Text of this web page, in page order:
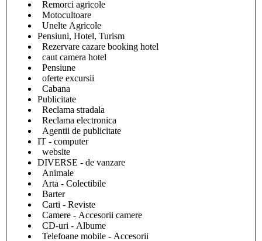
Remorci agricole
Motocultoare
Unelte Agricole
Pensiuni, Hotel, Turism
Rezervare cazare booking hotel
caut camera hotel
Pensiune
oferte excursii
Cabana
Publicitate
Reclama stradala
Reclama electronica
Agentii de publicitate
IT - computer
website
DIVERSE - de vanzare
Animale
Arta - Colectibile
Barter
Carti - Reviste
Camere - Accesorii camere
CD-uri - Albume
Telefoane mobile - Accesorii